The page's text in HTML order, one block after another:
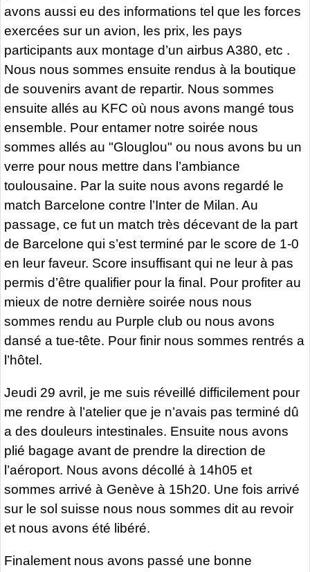
avons aussi eu des informations tel que les forces
exercées sur un avion, les prix, les pays
participants aux montage d’un airbus A380, etc .
Nous nous sommes ensuite rendus à la boutique
de souvenirs avant de repartir. Nous sommes
ensuite allés au KFC où nous avons mangé tous
ensemble. Pour entamer notre soirée nous
sommes allés au "Glouglou" ou nous avons bu un
verre pour nous mettre dans l’ambiance
toulousaine. Par la suite nous avons regardé le
match Barcelone contre l’Inter de Milan. Au
passage, ce fut un match très décevant de la part
de Barcelone qui s’est terminé par le score de 1-0
en leur faveur. Score insuffisant qui ne leur à pas
permis d’être qualifier pour la final. Pour profiter au
mieux de notre dernière soirée nous nous
sommes rendu au Purple club ou nous avons
dansé a tue-tête. Pour finir nous sommes rentrés a
l’hôtel.
Jeudi 29 avril, je me suis réveillé difficilement pour
me rendre à l’atelier que je n’avais pas terminé dû
a des douleurs intestinales. Ensuite nous avons
plié bagage avant de prendre la direction de
l’aéroport. Nous avons décollé à 14h05 et
sommes arrivé à Genève à 15h20. Une fois arrivé
sur le sol suisse nous nous sommes dit au revoir
et nous avons été libéré.
Finalement nous avons passé une bonne